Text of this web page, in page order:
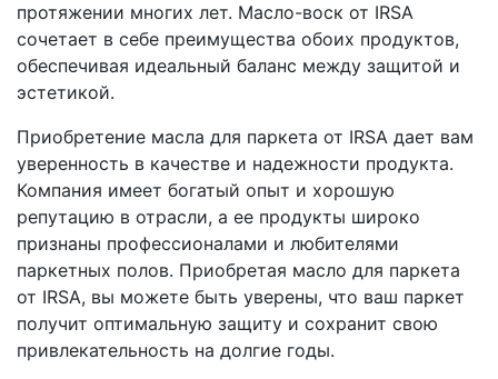
протяжении многих лет. Масло-воск от IRSA
сочетает в себе преимущества обоих продуктов,
обеспечивая идеальный баланс между защитой и
эстетикой.
Приобретение масла для паркета от IRSA дает вам
уверенность в качестве и надежности продукта.
Компания имеет богатый опыт и хорошую
репутацию в отрасли, а ее продукты широко
признаны профессионалами и любителями
паркетных полов. Приобретая масло для паркета
от IRSA, вы можете быть уверены, что ваш паркет
получит оптимальную защиту и сохранит свою
привлекательность на долгие годы.